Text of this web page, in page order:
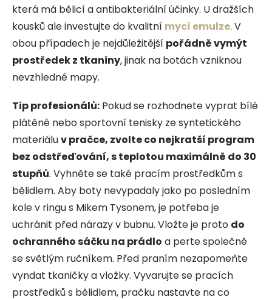
která má bělicí a antibakteriální účinky. U dražších
kousků ale investujte do kvalitní mycí emulze. V
obou případech je nejdůležitější pořádně vymýt
prostředek z tkaniny, jinak na botách vzniknou
nevzhledné mapy.
Tip profesionálů: Pokud se rozhodnete vyprat bílé
plátěné nebo sportovní tenisky ze syntetického
materiáluv pračce, zvolte co nejkratší program
bez odstřeďování, s teplotou maximálně do 30
stupňů. Vyhněte se také pracím prostředkům s
bělidlem. Aby boty nevypadaly jako po posledním
kole v ringu s Mikem Tysonem, je potřeba je
uchránit před nárazy v bubnu. Vložte je proto do
ochranného sáčku na prádlo a perte společně
se světlým ručníkem. Před praním nezapomeňte
vyndat tkaničky a vložky. Vyvarujte se pracích
prostředků s bělidlem, pračku nastavte na co